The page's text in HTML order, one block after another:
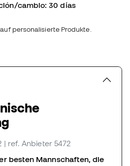
cambio: 30 días
personalisierte Produkte.
| ref. Anbieter 5472
besten Mannschaften, die